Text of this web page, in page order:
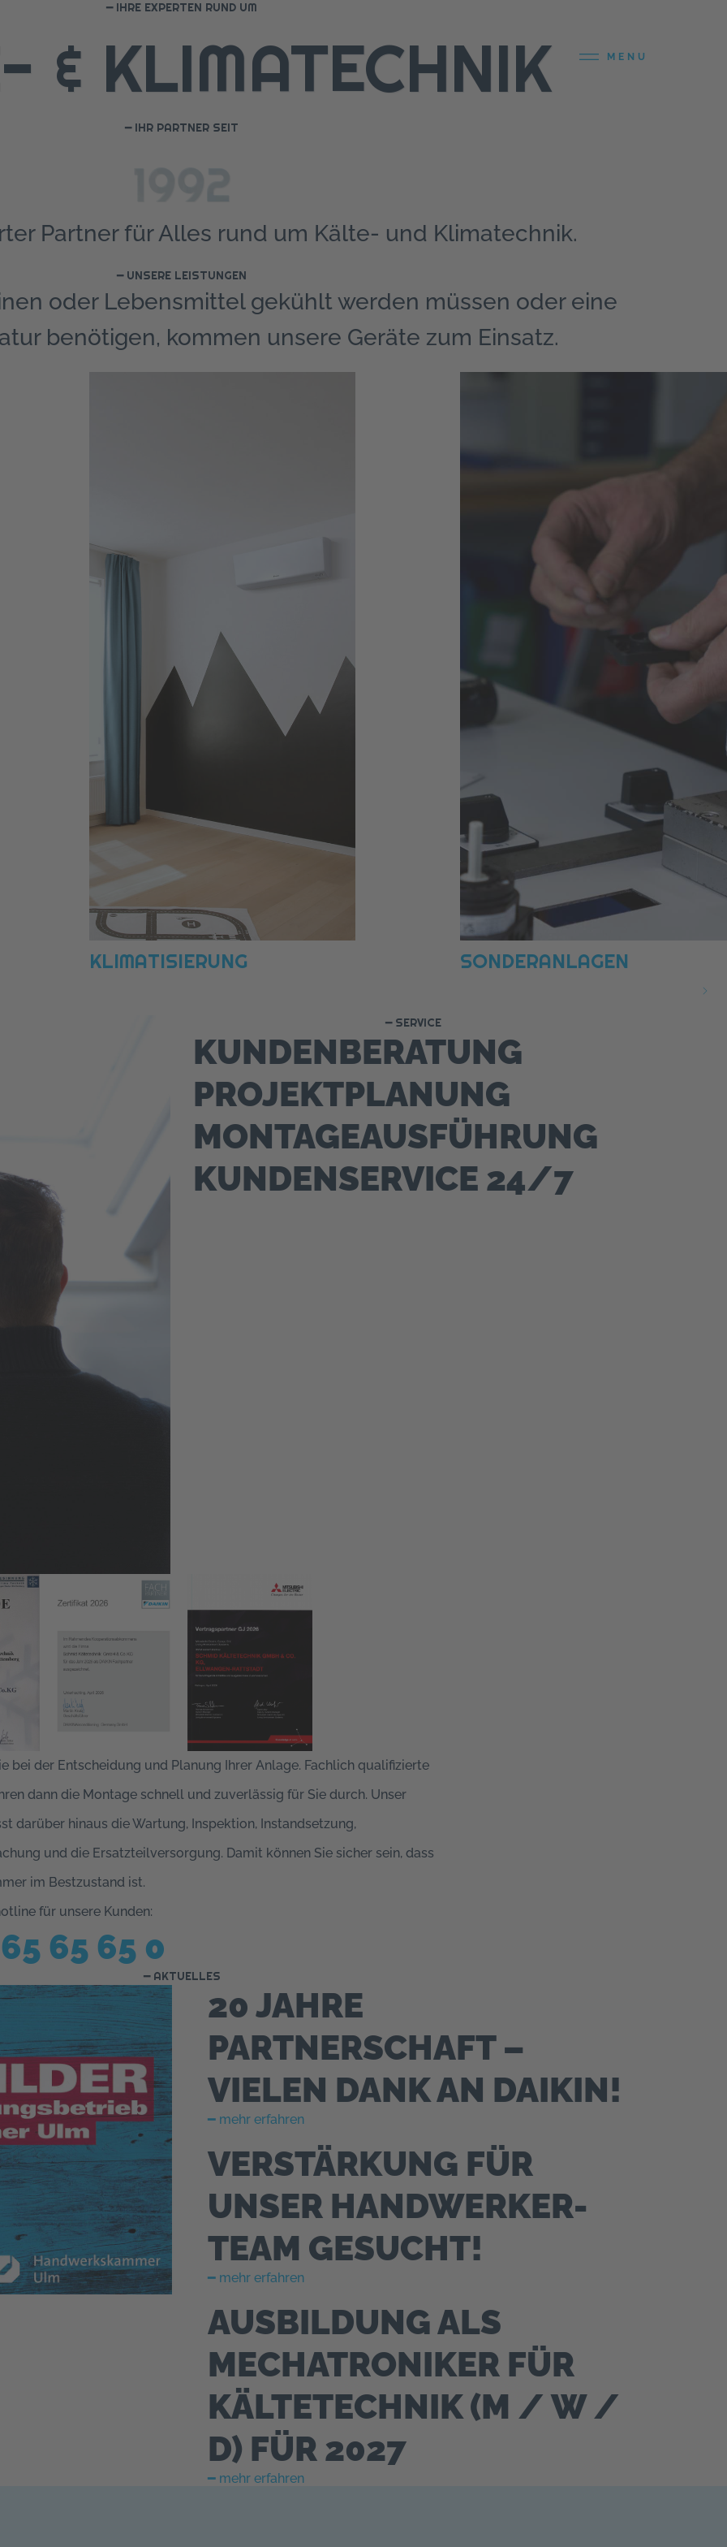
MENU
━ IHRE EXPERTEN RUND UM
& KLIMA­TECHNIK
━ IHR PARTNER SEIT
1992
Partner für Alles rund um Kälte- und Klimatechnik.
━ UNSERE LEISTUNGEN
oder Lebensmittel gekühlt werden müssen oder eine
benötigen, kommen unsere Geräte zum Einsatz.
KLIMATISIERUNG SONDERANLAGEN
━ SERVICE
KUNDENBERATUNG
PROJEKTPLANUNG
MONTAGEAUS­FÜHRUNG
KUNDENSERVICE 24/7
bei der Entscheidung und Planung Ihrer Anlage. Fachlich qualifizierte
dann die Montage schnell und zuverlässig für Sie durch. Unser
darüber hinaus die Wartung, Inspektion, Instandsetzung,
und die Ersatzteilversorgung. Damit können Sie sicher sein, dass
im Bestzustand ist.
für unsere Kunden:
65 65 0
━ AKTUELLES
20 JAHRE
PARTNERSCHAFT –
VIELEN DANK AN DAIKIN!
━ mehr erfahren
VERSTÄRKUNG FÜR
UNSER HANDWERKER-
TEAM GESUCHT!
━ mehr erfahren
AUSBILDUNG ALS
MECHATRONIKER FÜR
KÄLTETECHNIK (M / W /
D) FÜR 2027
━ mehr erfahren